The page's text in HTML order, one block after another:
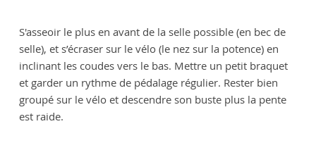
S'asseoir le plus en avant de la selle possible (en bec de
selle), et s’écraser sur le vélo (le nez sur la potence) en
inclinant les coudes vers le bas. Mettre un petit braquet
et garder un rythme de pédalage régulier. Rester bien
groupé sur le vélo et descendre son buste plus la pente
est raide.